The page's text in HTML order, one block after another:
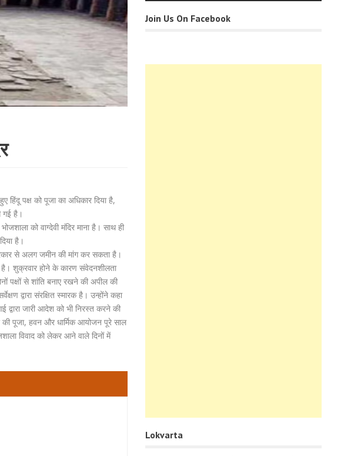
हिंदू पक्ष को पूजा का अधिकार दिया है,
गई है।
को वाग्देवी मंदिर माना है। साथ ही
है।
से अलग जमीन की मांग कर सकता है।
है। शुक्रवार होने के कारण संवेदनशीलता
पक्षों से शांति बनाए रखने की अपील की
द्वारा संरक्षित स्मारक है। उन्होंने कहा
जारी आदेश को भी निरस्त करने की
की पूजा, हवन और धार्मिक आयोजन पूरे साल
विवाद को लेकर आने वाले दिनों में
Join Us On Facebook
Lokvarta